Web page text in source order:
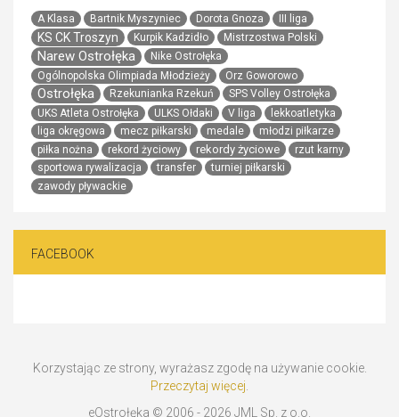
A Klasa Bartnik Myszyniec Dorota Gnoza III liga
KS CK Troszyn Kurpik Kadzidło Mistrzostwa Polski
Narew Ostrołęka
Nike Ostrołęka
Ogólnopolska Olimpiada Młodzieży
Orz Goworowo
Ostrołęka Rzekunianka Rzekuń
SPS Volley Ostrołęka
UKS Atleta Ostrołęka
ULKS Ołdaki V liga
lekkoatletyka
liga okręgowa
mecz piłkarski medale
młodzi piłkarze
piłka nożna
rekord życiowy rekordy życiowe
rzut karny
sportowa rywalizacja
transfer
turniej piłkarski
zawody pływackie
FACEBOOK
Korzystając ze strony, wyrażasz zgodę na używanie cookie.
Przeczytaj więcej
eOstrołęka © 2006 - 2026 JML Sp. z o.o.